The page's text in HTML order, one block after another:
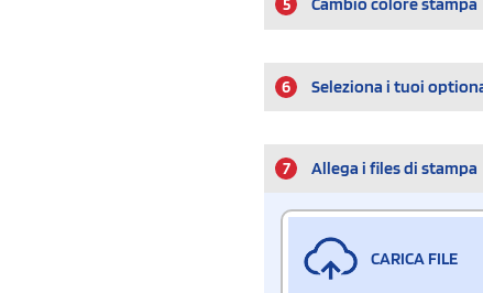
6 Seleziona i tuoi
7 Allega i files di stampa
CARICA FILE